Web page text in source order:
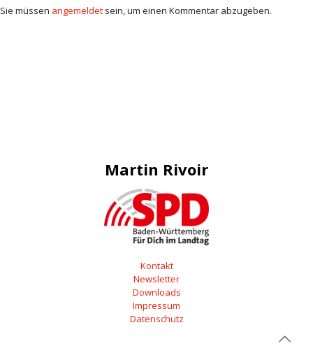
Sie müssen angemeldet sein, um einen Kommentar abzugeben.
Martin Rivoir
Kontakt
Newsletter
Downloads
Impressum
Datenschutz